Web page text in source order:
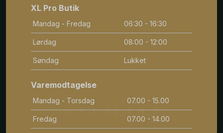
XL Pro Butik
Mandag - Fredag 06:30 - 16:30
Lørdag 08:00 - 12:00
Søndag Lukket
Varemodtagelse
Mandag - Torsdag 07.00 - 15.00
Fredag 07.00 - 14.00